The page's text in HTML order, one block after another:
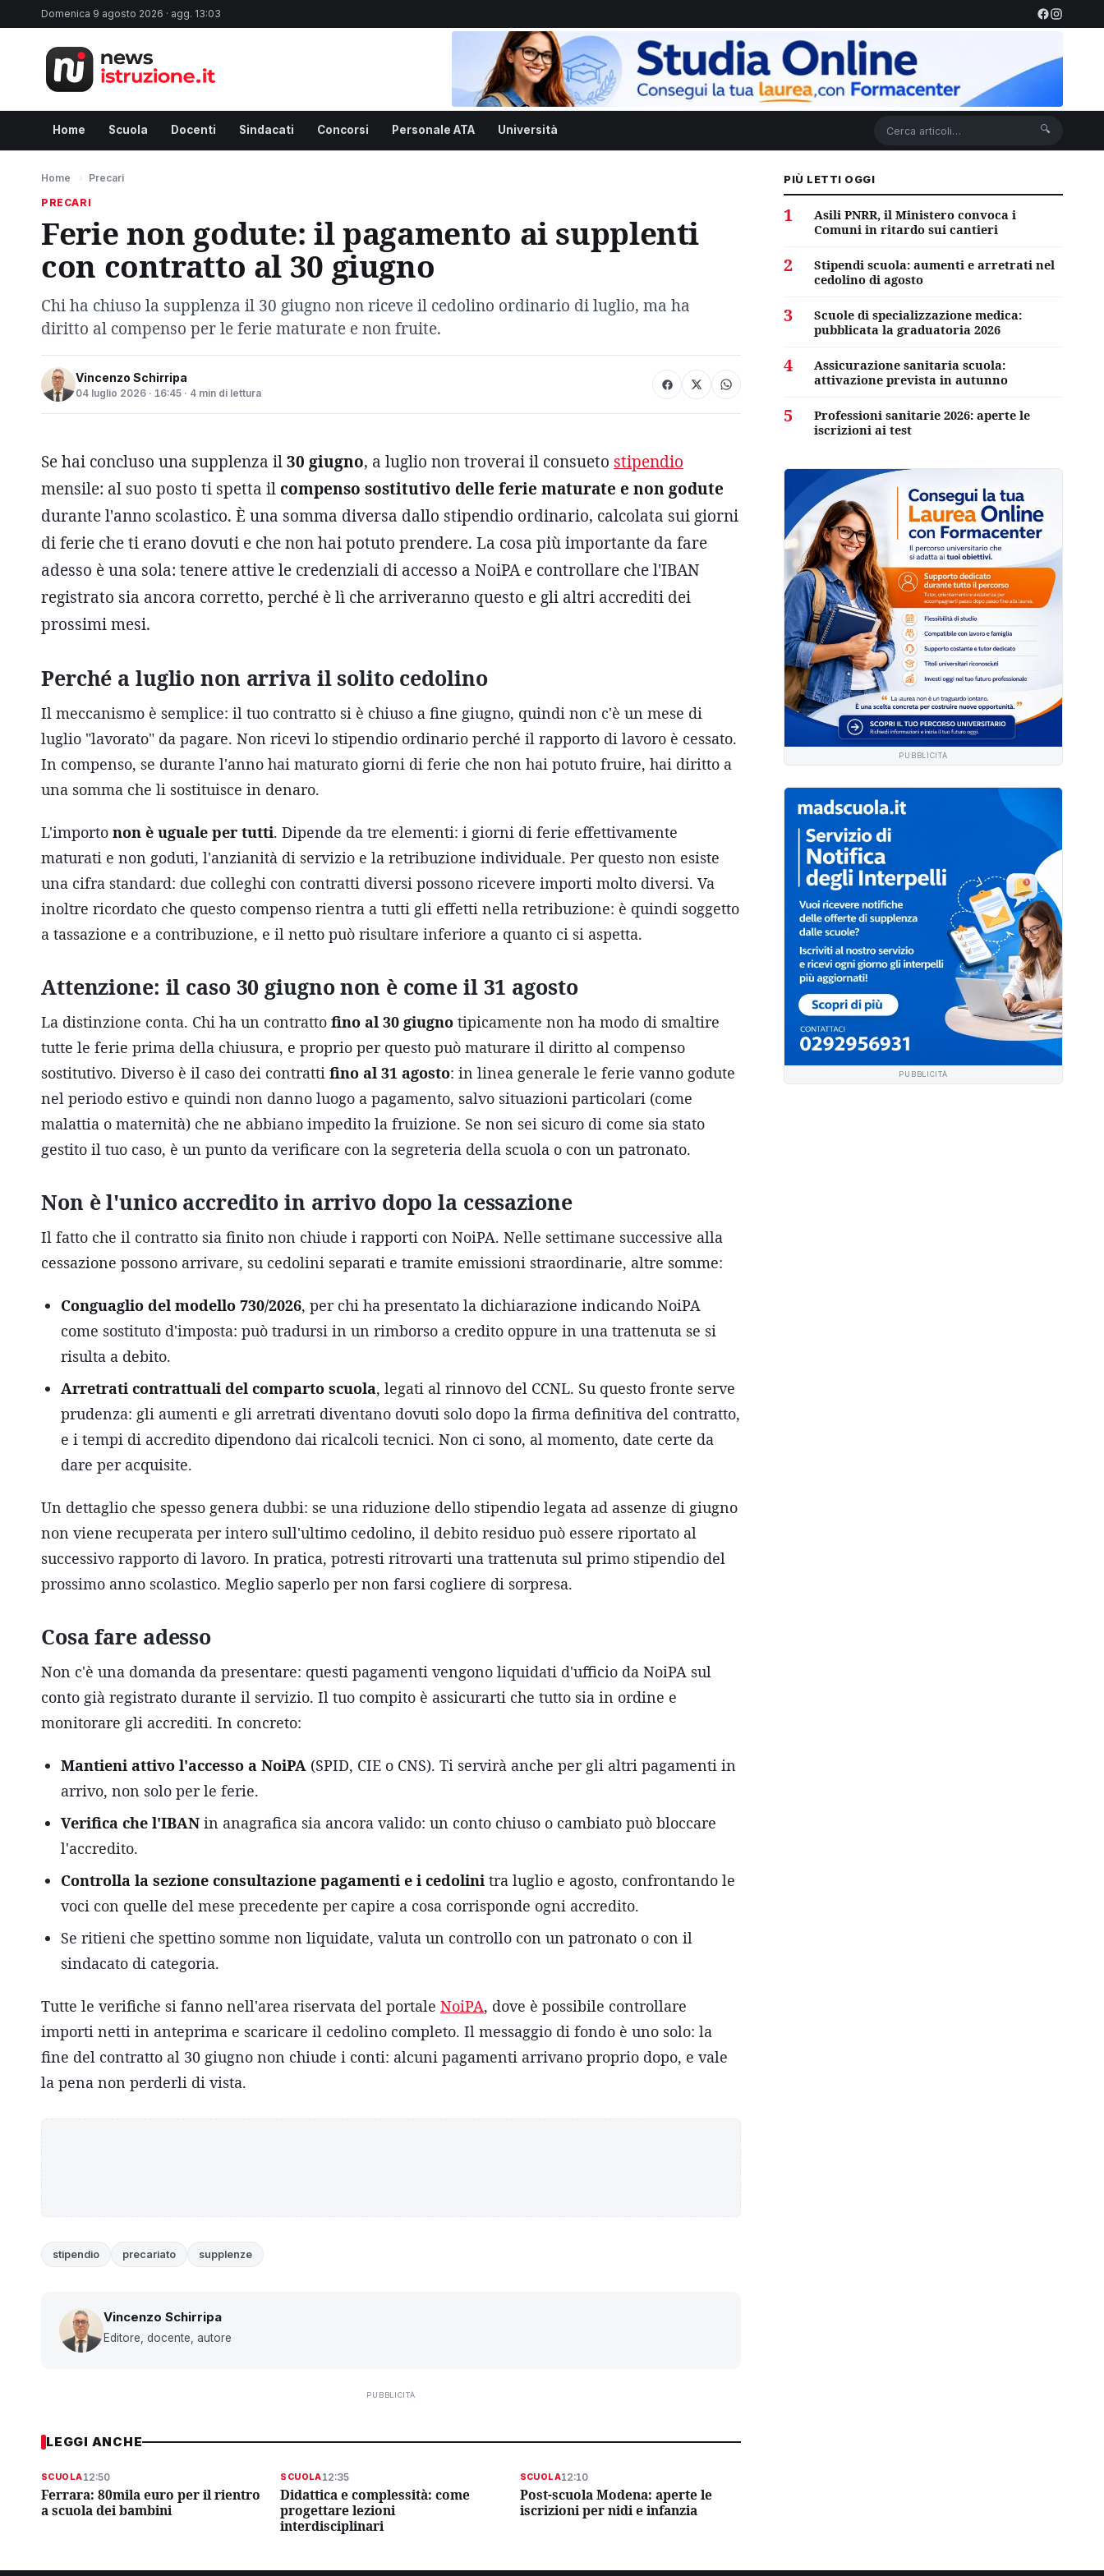
Domenica 9 agosto 2026 · agg. 13:03
Home Scuola Docenti Sindacati Concorsi Personale ATA Università 🔍
Home › Precari
PRECARI
Ferie non godute: il pagamento ai supplenti
con contratto al 30 giugno
Chi ha chiuso la supplenza il 30 giugno non riceve il cedolino ordinario di luglio, ma ha
diritto al compenso per le ferie maturate e non fruite.
Vincenzo Schirripa
04 luglio 2026 · 16:45 · 4 min di lettura
Se hai concluso una supplenza il30 giugno, a luglio non troverai il consueto stipendio
mensile: al suo posto ti spetta il compenso sostitutivo delle ferie maturate e non godute
durante l'anno scolastico. È una somma diversa dallo stipendio ordinario, calcolata sui giorni
di ferie che ti erano dovuti e che non hai potuto prendere. La cosa più importante da fare
adesso è una sola: tenere attive le credenziali di accesso a NoiPA e controllare che l'IBAN
registrato sia ancora corretto, perché è lì che arriveranno questo e gli altri accrediti dei
prossimi mesi.
Perché a luglio non arriva il solito cedolino
Il meccanismo è semplice: il tuo contratto si è chiuso a fine giugno, quindi non c'è un mese di
luglio "lavorato" da pagare. Non ricevi lo stipendio ordinario perché il rapporto di lavoro è cessato.
In compenso, se durante l'anno hai maturato giorni di ferie che non hai potuto fruire, hai diritto a
una somma che li sostituisce in denaro.
L'importo non è uguale per tutti. Dipende da tre elementi: i giorni di ferie effettivamente
maturati e non goduti, l'anzianità di servizio e la retribuzione individuale. Per questo non esiste
una cifra standard: due colleghi con contratti diversi possono ricevere importi molto diversi. Va
inoltre ricordato che questo compenso rientra a tutti gli effetti nella retribuzione: è quindi soggetto
a tassazione e a contribuzione, e il netto può risultare inferiore a quanto ci si aspetta.
Attenzione: il caso 30 giugno non è come il 31 agosto
La distinzione conta. Chi ha un contratto fino al 30 giugno tipicamente non ha modo di smaltire
tutte le ferie prima della chiusura, e proprio per questo può maturare il diritto al compenso
sostitutivo. Diverso è il caso dei contratti fino al 31 agosto: in linea generale le ferie vanno godute
nel periodo estivo e quindi non danno luogo a pagamento, salvo situazioni particolari (come
malattia o maternità) che ne abbiano impedito la fruizione. Se non sei sicuro di come sia stato
gestito il tuo caso, è un punto da verificare con la segreteria della scuola o con un patronato.
Non è l'unico accredito in arrivo dopo la cessazione
Il fatto che il contratto sia finito non chiude i rapporti con NoiPA. Nelle settimane successive alla
cessazione possono arrivare, su cedolini separati e tramite emissioni straordinarie, altre somme:
Conguaglio del modello 730/2026, per chi ha presentato la dichiarazione indicando NoiPA
come sostituto d'imposta: può tradursi in un rimborso a credito oppure in una trattenuta se si
risulta a debito.
Arretrati contrattuali del comparto scuola, legati al rinnovo del CCNL. Su questo fronte serve
prudenza: gli aumenti e gli arretrati diventano dovuti solo dopo la firma definitiva del contratto,
e i tempi di accredito dipendono dai ricalcoli tecnici. Non ci sono, al momento, date certe da
dare per acquisite.
Un dettaglio che spesso genera dubbi: se una riduzione dello stipendio legata ad assenze di giugno
non viene recuperata per intero sull'ultimo cedolino, il debito residuo può essere riportato al
successivo rapporto di lavoro. In pratica, potresti ritrovarti una trattenuta sul primo stipendio del
prossimo anno scolastico. Meglio saperlo per non farsi cogliere di sorpresa.
Cosa fare adesso
Non c'è una domanda da presentare: questi pagamenti vengono liquidati d'ufficio da NoiPA sul
conto già registrato durante il servizio. Il tuo compito è assicurarti che tutto sia in ordine e
monitorare gli accrediti. In concreto:
Mantieni attivo l'accesso a NoiPA (SPID, CIE o CNS). Ti servirà anche per gli altri pagamenti in
arrivo, non solo per le ferie.
Verifica che l'IBAN in anagrafica sia ancora valido: un conto chiuso o cambiato può bloccare
l'accredito.
Controlla la sezione consultazione pagamenti e i cedolini tra luglio e agosto, confrontando le
voci con quelle del mese precedente per capire a cosa corrisponde ogni accredito.
Se ritieni che spettino somme non liquidate, valuta un controllo con un patronato o con il
sindacato di categoria.
Tutte le verifiche si fanno nell'area riservata del portale NoiPA, dove è possibile controllare
importi netti in anteprima e scaricare il cedolino completo. Il messaggio di fondo è uno solo: la
fine del contratto al 30 giugno non chiude i conti: alcuni pagamenti arrivano proprio dopo, e vale
la pena non perderli di vista.
stipendio precariato supplenze
Vincenzo Schirripa
Editore, docente, autore
PUBBLICITÀ
LEGGI ANCHE
SCUOLA12:50
Ferrara: 80mila euro per il rientro
a scuola dei bambini
SCUOLA12:35
Didattica e complessità: come
progettare lezioni
interdisciplinari
SCUOLA12:10
Post-scuola Modena: aperte le
iscrizioni per nidi e infanzia
PIÙ LETTI OGGI
1
Asili PNRR, il Ministero convoca i
Comuni in ritardo sui cantieri
2
Stipendi scuola: aumenti e arretrati nel
cedolino di agosto
3
Scuole di specializzazione medica:
pubblicata la graduatoria 2026
4
Assicurazione sanitaria scuola:
attivazione prevista in autunno
5
Professioni sanitarie 2026: aperte le
iscrizioni ai test
PUBBLICITÀ
PUBBLICITÀ